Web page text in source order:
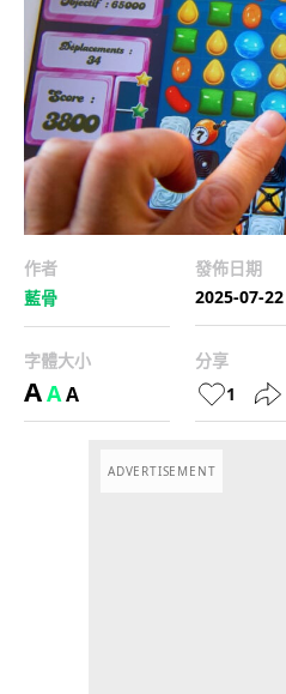
作者
藍骨
發佈日期
2025-07-22
字體大小
AAA
分享
1
ADVERTISEMENT